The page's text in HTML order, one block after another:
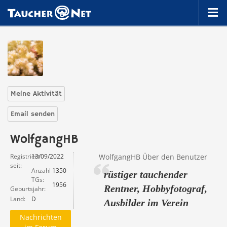
Meine Aktivität
Email senden
WolfgangHB
WolfgangHB Über den Benutzer
rüstiger tauchender
Rentner, Hobbyfotograf,
Ausbilder im Verein
Registriert
seit
13/09/2022
Anzahl
TGs
1350
Geburtsjahr
1956
Land
D
Nachrichten